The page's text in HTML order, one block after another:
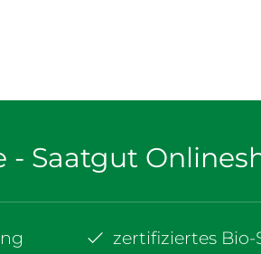
- Saatgut
zertifiziertes